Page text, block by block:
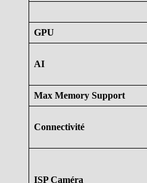
GPU
AI
Max Memory Support
Connectivité
ISP Caméra